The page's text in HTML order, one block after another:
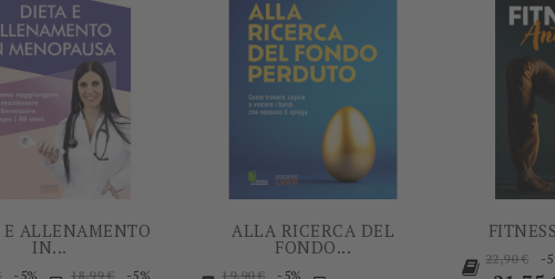
E ALLENAMENTO
IN...
-5%
Prezzo
Prezzo
18,99 € -5%
Prezzo
ALLA RICERCA DEL
FONDO...
Prezzo
19,90 € -5%
Prezzo
Prezzo
22,90 € -